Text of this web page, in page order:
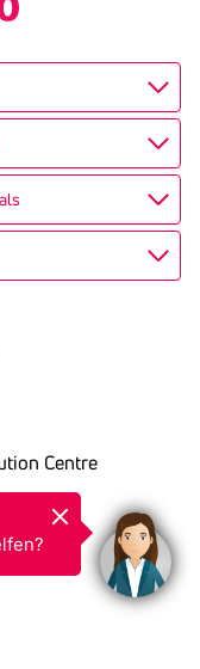
Centre